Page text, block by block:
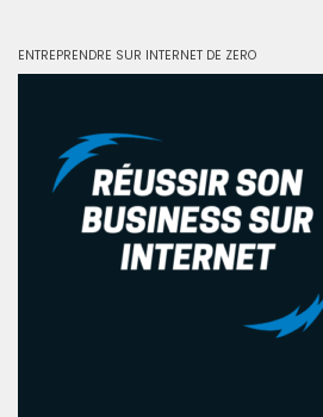
ENTREPRENDRE SUR INTERNET DE ZERO